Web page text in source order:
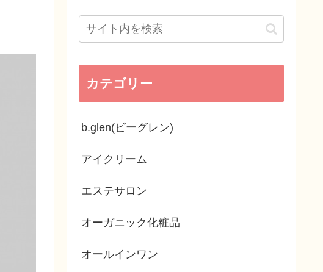
カテゴリー
b.glen(ビーグレン)
アイクリーム
エステサロン
オーガニック化粧品
オールインワン